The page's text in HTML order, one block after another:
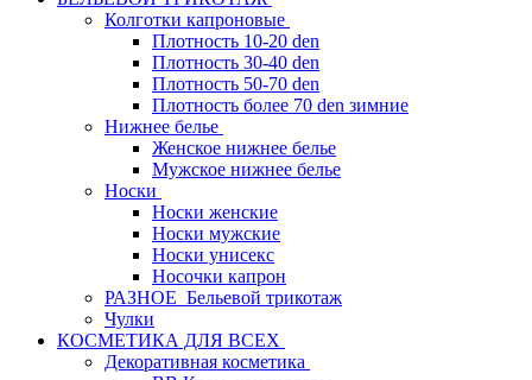
Колготки капроновые
Плотность 10-20 den
Плотность 30-40 den
Плотность 50-70 den
Плотность более 70 den зимние
Нижнее белье
Женское нижнее белье
Мужское нижнее белье
Носки
Носки женские
Носки мужские
Носки унисекс
Носочки капрон
РАЗНОЕ_Бельевой трикотаж
Чулки
КОСМЕТИКА ДЛЯ ВСЕХ
Декоративная косметика